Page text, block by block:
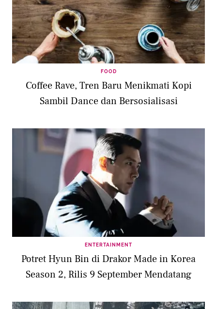
FOOD
Coffee Rave, Tren Baru Menikmati Kopi
Sambil Dance dan Bersosialisasi
ENTERTAINMENT
Potret Hyun Bin di Drakor Made in Korea
Season 2, Rilis 9 September Mendatang